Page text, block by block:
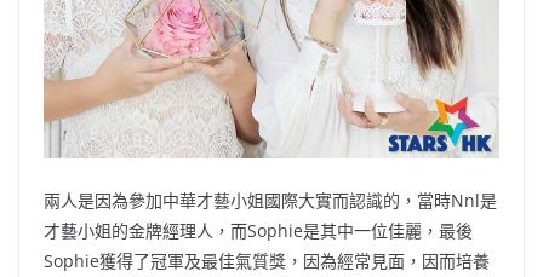
兩人是因為參加中華才藝小姐國際大實而認識的，當時Nnl是
才藝小姐的金牌經理人，而Sophie是其中一位佳麗，最後
Sophie獲得了冠軍及最佳氣質獎，因為經常見面，因而培養